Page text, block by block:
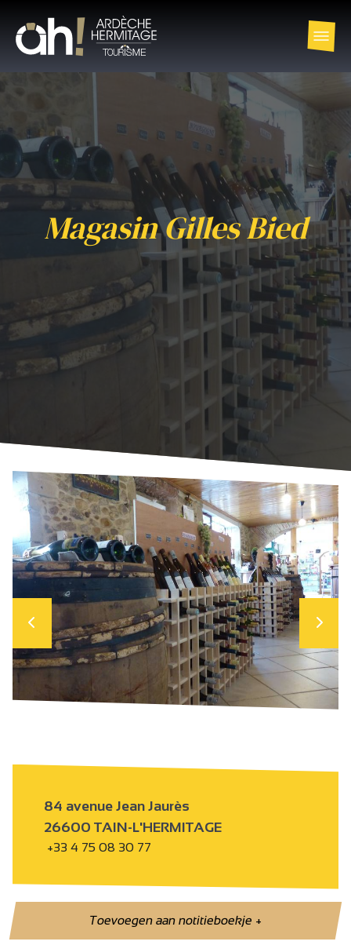
Magasin Gilles Bied
84 avenue Jean Jaurès
26600 TAIN-L'HERMITAGE
+33 4 75 08 30 77
Toevoegen aan notitieboekje+